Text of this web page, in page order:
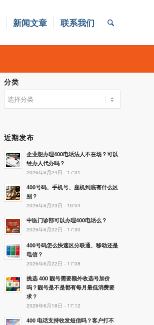
新闻文章 联系我们
分类
类
近期发布
企业想办理400电话法人不在场？可以
经办人代办吗？
2026年6月24日 - 17:31
400号码、手机号、座机到底有什么区
别？
2026年6月23日 - 16:04
中医门诊部可以办理400电话么？
2026年6月22日 - 17:30
400号码怎么快速区分联通、移动还是
电信？
2026年6月22日 - 17:08
挑选 400 靓号需要额外收选号加价
吗？靓号是不是都有每月最低消费要
求？
2026年6月18日 - 17:12
400 电话支持收发短信吗？客户打不